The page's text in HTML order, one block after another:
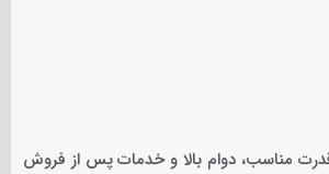
قدرت مناسب، دوام بالا و خدمات پس از فروش